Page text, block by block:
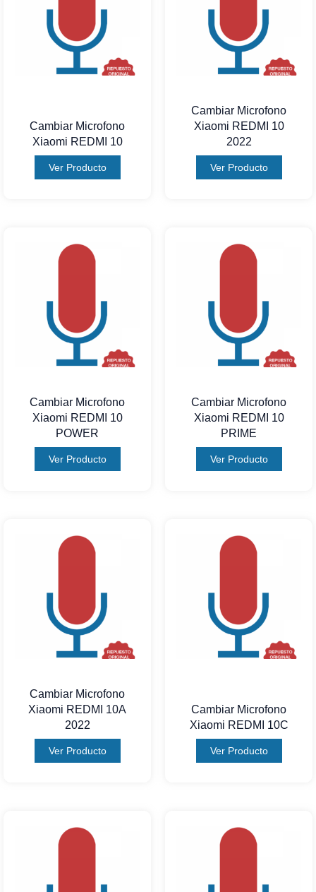
Cambiar Microfono
Xiaomi REDMI 10
Ver Producto
Cambiar Microfono
Xiaomi REDMI 10
2022
Ver Producto
Cambiar Microfono
Xiaomi REDMI 10
POWER
Ver Producto
Cambiar Microfono
Xiaomi REDMI 10
PRIME
Ver Producto
Cambiar Microfono
Xiaomi REDMI 10A
2022
Ver Producto
Cambiar Microfono
Xiaomi REDMI 10C
Ver Producto